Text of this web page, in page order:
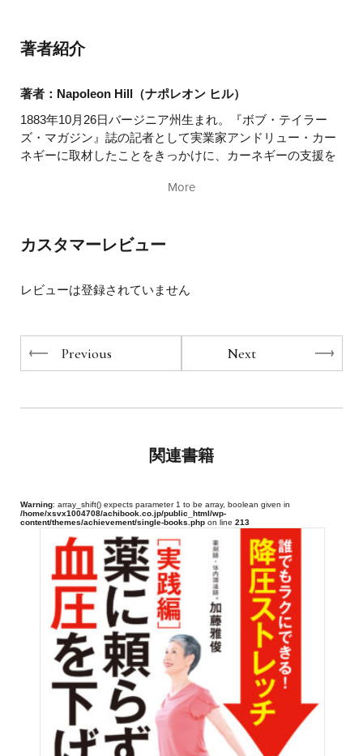
著者紹介
著者：Napoleon Hill（ナポレオン ヒル）
1883年10月26日バージニア州生まれ。『ボブ・テイラー
ズ・マガジン』誌の記者として実業家アンドリュー・カー
ネギーに取材したことをきっかけに、カーネギーの支援を
『Think and Grow Rich!』を出版して、自己啓発という現代
た1970年11月8日に他界。
翻訳者：児島 修（こじま・おさむ）
になりすぎる究極のルール』『サイコロジー・オブ・マネ
ー ── 一生お金に困らない「富
金」を吸い寄せる 富の方程式』（
More
カスタマーレビュー
レビューは登録されていません
Previous Next
関連書籍
Warning: array_shift() expects parameter 1 to be array, boolean given in
/home/xsvx1004708/achibook.co.jp/public_html/wp-
content/themes/achievement/single-books.php on line213